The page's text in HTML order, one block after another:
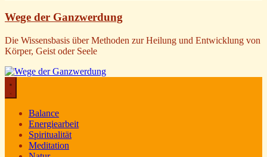
Wege der Ganzwerdung
Die Wissensbasis über Methoden zur Heilung und Entwicklung von
Körper, Geist oder Seele
Balance
Energiearbeit
Spiritualität
Meditation